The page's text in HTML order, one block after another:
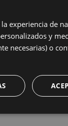
experiencia de
y
necesarias) o